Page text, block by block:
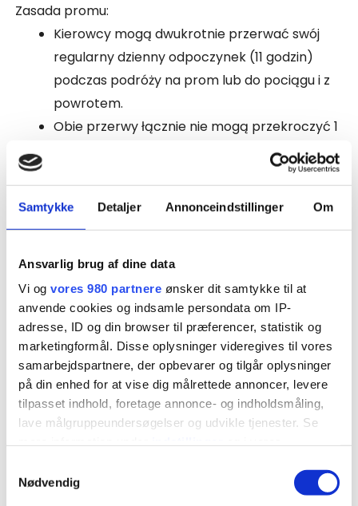
Samtykke Detaljer Annonceindstillinger Om
Ansvarlig brug af dine data
Vi og vores 980 partnere ønsker dit samtykke til at
anvende cookies og indsamle persondata om IP-
adresse, ID og din browser til præferencer, statistik og
marketingformål. Disse oplysninger videregives til vores
samarbejdspartnere, der opbevarer og tilgår oplysninger
på din enhed for at vise dig målrettede annoncer, levere
tilpasset indhold, foretage annonce- og indholdsmåling,
lave målgruppeundersøgelser og udvikle tjenester. Se
tilbage eller ændre indstillinger fra vores
"Cookiedeklaration", eller ved at trykke på "Privacy
Nødvendig
Zasada promu:
Kierowcy mogą dwukrotnie przerwać swój
regularny dzienny odpoczynek (11 godzin)
podczas podróży na prom lub do pociągu i z
powrotem.
Obie przerwy łącznie nie mogą przekroczyć 1
Czas jazdy uwzględniony w przerwach nie
wynoszącego 9 lub 10 godzin.
wjedzie na prom.
Obsługa dwuosobowa:
W przypadku pracy dwuosobowej obowiązują
następujące zasady:
Przy dwuosobowej jeździe kierowcy mają 30
godzin zamiast 24 na nadrobienie zaległości w
pracy i odpoczynek.
Czas dostępności dla multi-manewru wynosi
do 21 godzin w przypadku skorzystania ze
skróconego odpoczynku 9 godzin.